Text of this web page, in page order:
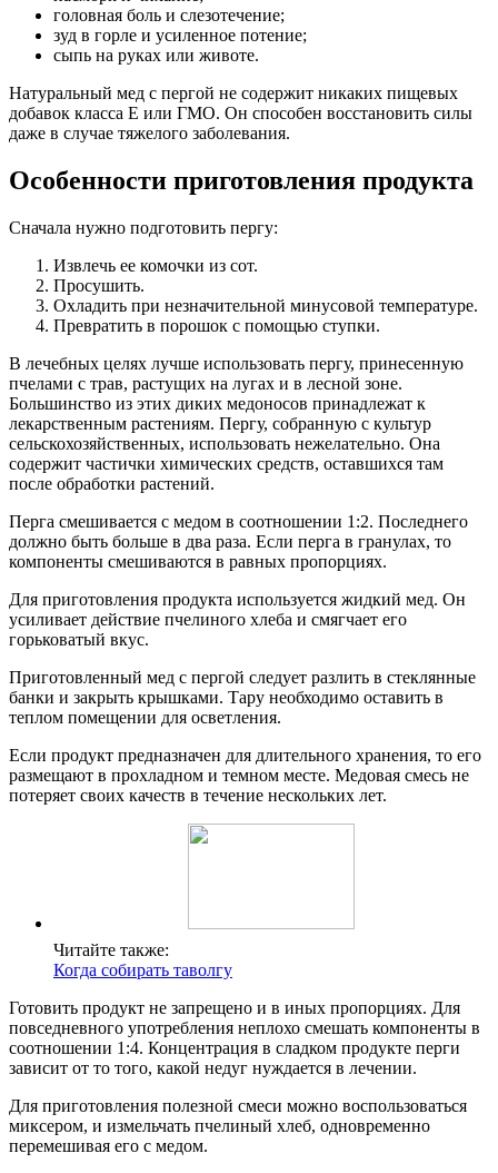
головная боль и слезотечение;
зуд в горле и усиленное потение;
сыпь на руках или животе.
Натуральный мед с пергой не содержит никаких пищевых
добавок класса Е или ГМО. Он способен восстановить силы
даже в случае тяжелого заболевания.
Особенности приготовления продукта
Сначала нужно подготовить пергу:
Извлечь ее комочки из сот.
Просушить.
Охладить при незначительной минусовой температуре.
Превратить в порошок с помощью ступки.
В лечебных целях лучше использовать пергу, принесенную
пчелами с трав, растущих на лугах и в лесной зоне.
Большинство из этих диких медоносов принадлежат к
лекарственным растениям. Пергу, собранную с культур
сельскохозяйственных, использовать нежелательно. Она
содержит частички химических средств, оставшихся там
после обработки растений.
Перга смешивается с медом в соотношении 1:2. Последнего
должно быть больше в два раза. Если перга в гранулах, то
компоненты смешиваются в равных пропорциях.
Для приготовления продукта используется жидкий мед. Он
усиливает действие пчелиного хлеба и смягчает его
горьковатый вкус.
Приготовленный мед с пергой следует разлить в стеклянные
банки и закрыть крышками. Тару необходимо оставить в
теплом помещении для осветления.
Если продукт предназначен для длительного хранения, то его
размещают в прохладном и темном месте. Медовая смесь не
потеряет своих качеств в течение нескольких лет.
Читайте также:
Когда собирать таволгу
Готовить продукт не запрещено и в иных пропорциях. Для
повседневного употребления неплохо смешать компоненты в
соотношении 1:4. Концентрация в сладком продукте перги
зависит от то того, какой недуг нуждается в лечении.
Для приготовления полезной смеси можно воспользоваться
миксером, и измельчать пчелиный хлеб, одновременно
перемешивая его с медом.